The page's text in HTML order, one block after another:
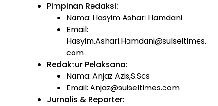
Pimpinan Redaksi:
Nama: Hasyim Ashari Hamdani
Email:
Hasyim.Ashari.Hamdani@sulseltimes.
com
Redaktur Pelaksana:
Nama: Anjaz Azis,S.Sos
Email: Anjaz@sulseltimes.com
Jurnalis & Reporter: